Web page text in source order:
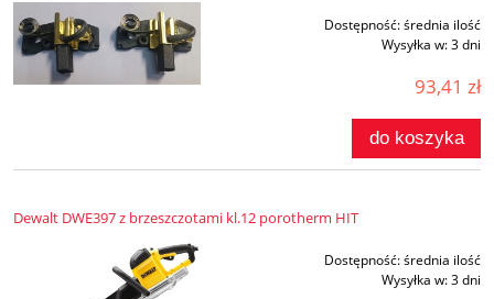
Dostępność:średnia ilość
Wysyłka w:3 dni
93,41 zł
do koszyka
Dewalt DWE397 z brzeszczotami kl.12 porotherm HIT
Dostępność:średnia ilość
Wysyłka w:3 dni